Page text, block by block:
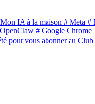
IA à la maison # Meta #
# Google Chrome
pour vous abonner au